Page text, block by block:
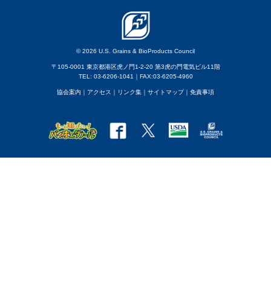
© 2026 U.S. Grains & BioProducts Council
〒105-0001 東京都港区虎ノ門1-2-20 第3虎の門電気ビル11階
TEL: 03-6206-1041｜FAX:03-6205-4960
協会案内 ｜アクセス ｜ リンク集 ｜ サイトマップ｜ 免責事項